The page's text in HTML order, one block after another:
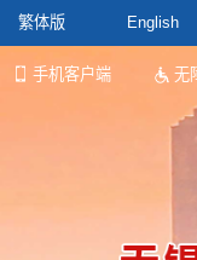
繁体版 English
手机客户端 无